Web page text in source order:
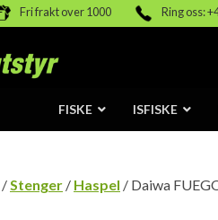
Fri frakt over 1000 Ring oss:
FISKE ISFISKE
/Stenger / Haspel / Daiwa